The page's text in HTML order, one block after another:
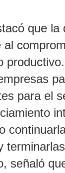
que la
al
para el
señaló